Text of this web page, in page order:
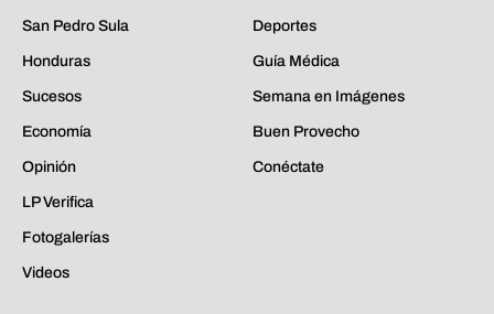
San Pedro Sula
Honduras
Sucesos
Economía
Opinión
LP Verifica
Fotogalerías
Videos
Deportes
Guía Médica
Semana en Imágenes
Buen Provecho
Conéctate